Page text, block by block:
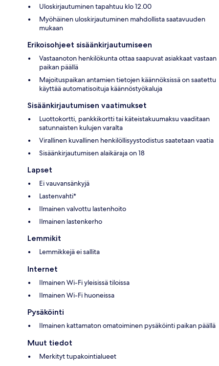
Uloskirjautuminen tapahtuu klo 12.00
Myöhäinen uloskirjautuminen mahdollista saatavuuden
mukaan
Erikoisohjeet sisäänkirjautumiseen
Vastaanoton henkilökunta ottaa saapuvat asiakkaat vastaan
paikan päällä
Majoituspaikan antamien tietojen käännöksissä on saatettu
käyttää automatisoituja käännöstyökaluja
Sisäänkirjautumisen vaatimukset
Luottokortti, pankkikortti tai käteistakuumaksu vaaditaan
satunnaisten kulujen varalta
Virallinen kuvallinen henkilöllisyystodistus saatetaan vaatia
Sisäänkirjautumisen alaikäraja on 18
Lapset
Ei vauvansänkyjä
Lastenvahti*
Ilmainen valvottu lastenhoito
Ilmainen lastenkerho
Lemmikit
Lemmikkejä ei sallita
Internet
Ilmainen Wi-Fi yleisissä tiloissa
Ilmainen Wi-Fi huoneissa
Pysäköinti
Ilmainen kattamaton omatoiminen pysäköinti paikan päällä
Muut tiedot
Merkityt tupakointialueet